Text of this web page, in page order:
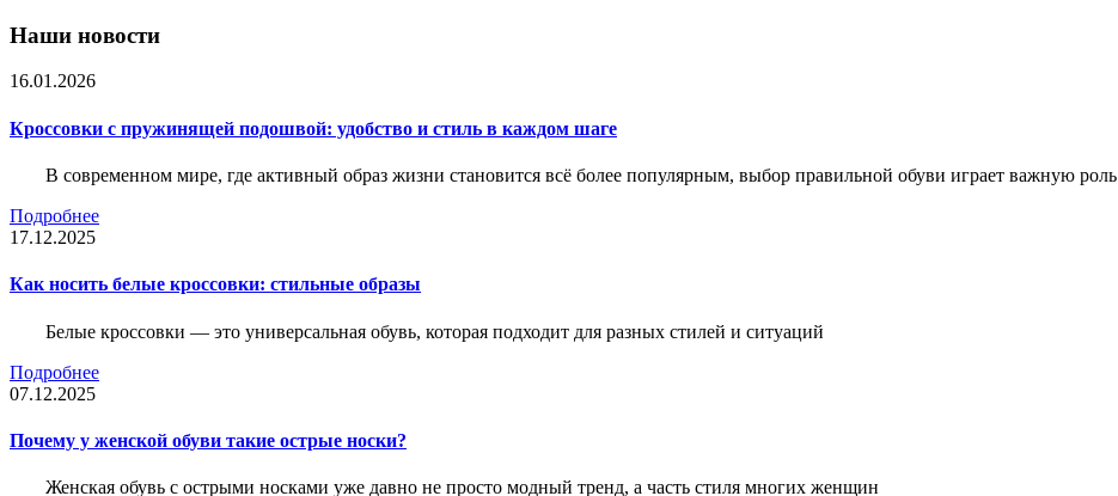
Наши новости
16.01.2026
Кроссовки с пружинящей подошвой: удобство и стиль в каждом шаге
В современном мире, где активный образ жизни становится всё более популярным, выбор правильной обуви играет важную роль
Подробнее
17.12.2025
Как носить белые кроссовки: стильные образы
Белые кроссовки — это универсальная обувь, которая подходит для разных стилей и ситуаций
Подробнее
07.12.2025
Почему у женской обуви такие острые носки?
Женская обувь с острыми носками уже давно не просто модный тренд, а часть стиля многих женщин